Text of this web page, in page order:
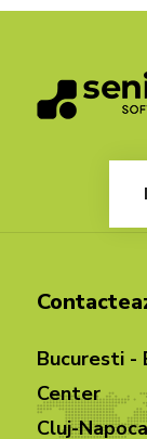
Bucuresti -
Center
Cluj-